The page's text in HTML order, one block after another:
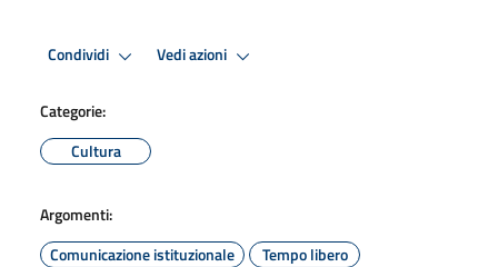
Condividi Vedi azioni
Categorie:
Cultura
Argomenti:
Comunicazione istituzionale
Tempo libero